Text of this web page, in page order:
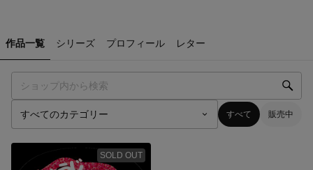
作品一覧 シリーズ プロフィール レター
すべて 販売中
SOLD OUT